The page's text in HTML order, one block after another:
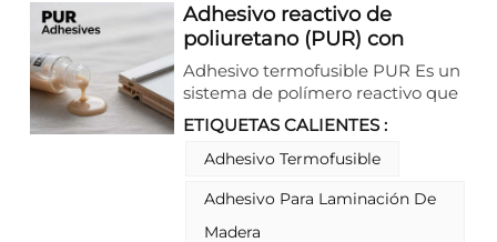
Adhesivo reactivo de
poliuretano (PUR) con
excelente resistencia a la
adhesión por fusión en
caliente
Adhesivo termofusible PUR Es un
sistema de polímero reactivo que
aprovecha la tecnología de curado
por humedad para ofrecer una
adhesión permanente sin igual.
termoplástico, experimenta una
reacción de reticulación química
ETIQUETAS CALIENTES :
Adhesivo Termofusible
Adhesivo Para Laminación De
Madera